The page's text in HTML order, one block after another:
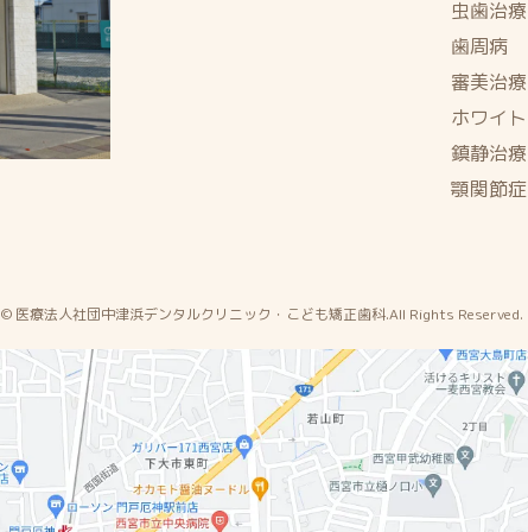
虫歯治療
歯周病
審美治療
ホワイ
鎮静治療
顎関節症
© 医療法人社団中津浜デンタルクリニック・こども矯正歯科.All Rights Reserved.